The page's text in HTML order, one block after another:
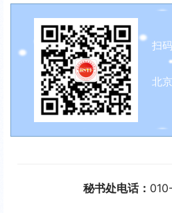
扫
北
秘书处电话：